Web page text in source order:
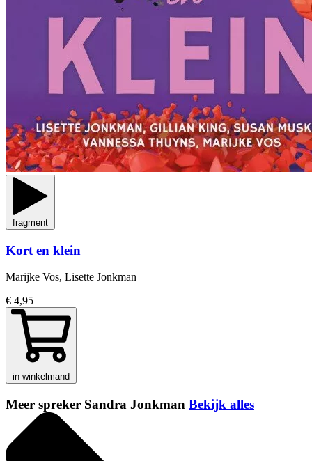
fragment
Kort en klein
Marijke Vos, Lisette Jonkman
€ 4,95
in winkelmand
Meer spreker Sandra Jonkman Bekijk alles